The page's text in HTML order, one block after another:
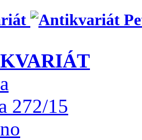
272/15